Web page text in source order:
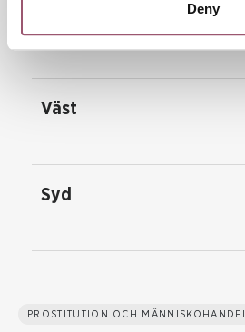
Deny
Väst
Syd
PROSTITUTION OCH MÄNNISKOHANDEL